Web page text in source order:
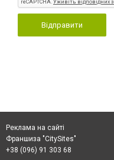
Відправити
Реклама на сайті
Франшиза "CitySites"
+38 (096) 91 303 68